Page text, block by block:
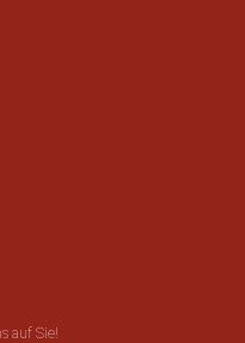
auf Sie!